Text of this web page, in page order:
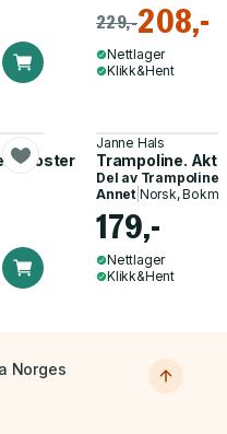
229,-208,-
Nettlager
Klikk&Hent
Booster
Janne Hals
Trampoline.
Del av Trampoline
Annet| Norsk,
179,-
Nettlager
Klikk&Hent
Norges